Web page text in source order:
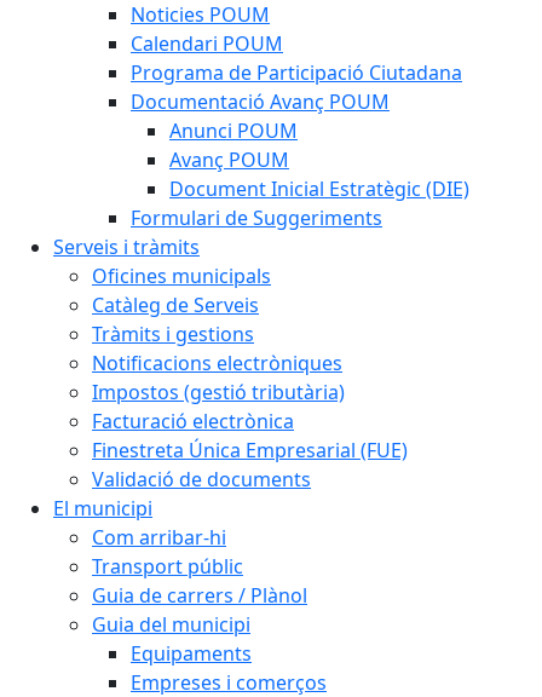
Noticies POUM
Calendari POUM
Programa de Participació Ciutadana
Documentació Avanç POUM
Anunci POUM
Avanç POUM
Document Inicial Estratègic (DIE)
Formulari de Suggeriments
Serveis i tràmits
Oficines municipals
Catàleg de Serveis
Tràmits i gestions
Notificacions electròniques
Impostos (gestió tributària)
Facturació electrònica
Finestreta Única Empresarial (FUE)
Validació de documents
El municipi
Com arribar-hi
Transport públic
Guia de carrers / Plànol
Guia del municipi
Equipaments
Empreses i comerços